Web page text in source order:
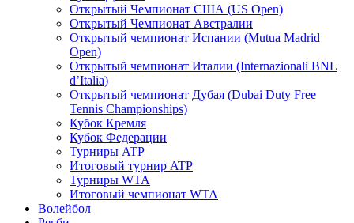
Открытый Чемпионат США (US Open)
Открытый Чемпионат Австралии
Открытый чемпионат Испании (Mutua Madrid
Open)
Открытый чемпионат Италии (Internazionali BNL
d’Italia)
Открытый чемпионат Дубая (Dubai Duty Free
Tennis Championships)
Кубок Кремля
Кубок Федерации
Турниры ATP
Итоговый турнир ATP
Турниры WTA
Итоговый чемпионат WTA
Волейбол